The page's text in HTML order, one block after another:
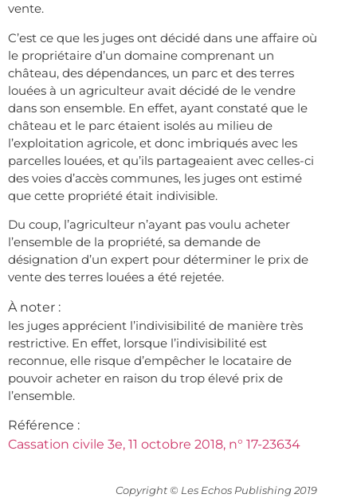
vente.
C’est ce que les juges ont décidé dans une affaire où
le propriétaire d’un domaine comprenant un
château, des dépendances, un parc et des terres
louées à un agriculteur avait décidé de le vendre
dans son ensemble. En effet, ayant constaté que le
château et le parc étaient isolés au milieu de
l’exploitation agricole, et donc imbriqués avec les
parcelles louées, et qu’ils partageaient avec celles-ci
des voies d’accès communes, les juges ont estimé
que cette propriété était indivisible.
Du coup, l’agriculteur n’ayant pas voulu acheter
l’ensemble de la propriété, sa demande de
désignation d’un expert pour déterminer le prix de
vente des terres louées a été rejetée.
À noter :
les juges apprécient l’indivisibilité de manière très
restrictive. En effet, lorsque l’indivisibilité est
reconnue, elle risque d’empêcher le locataire de
pouvoir acheter en raison du trop élevé prix de
l’ensemble.
Référence :
Cassation civile 3e, 11 octobre 2018, n° 17-23634
Copyright © Les Echos Publishing 2019